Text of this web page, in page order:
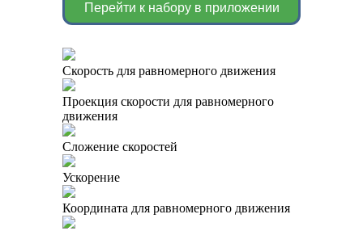
Перейти к набору в приложении
Скорость для равномерного движения
Проекция скорости для равномерного
движения
Сложение скоростей
Ускорение
Координата для равномерного движения